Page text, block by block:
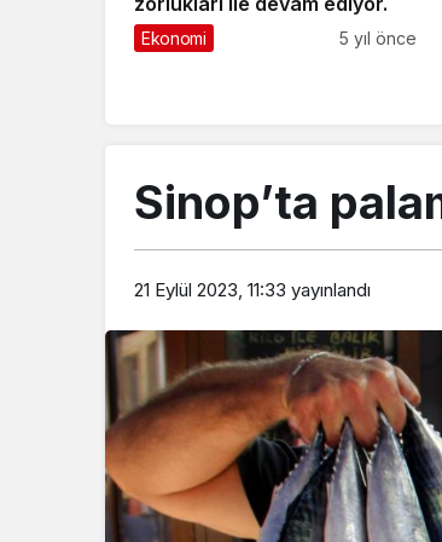
Ekonomi 5 yıl önce
Sinop’ta
21 Eylül 2023, 11:33 yayınlandı